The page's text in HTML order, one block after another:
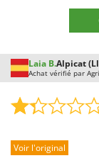
Laia B.Alpicat
Achat vérifié par
Prestations
Voir l'original